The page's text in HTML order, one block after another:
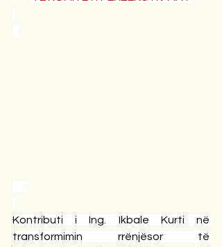
Kontributi i Ing. Ikbale Kurti në
transformimin rrënjësor të